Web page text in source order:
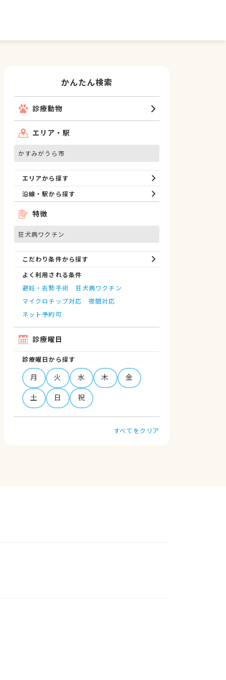
かんたん検索
診療動物
エリア・駅
かすみがうら市
エリアから探す
沿線・駅から探す
特徴
狂犬病ワクチン
こだわり条件から探す
よく利用される条件
避妊・去勢手術
狂犬病ワクチン
マイクロチップ対応
夜間対応
ネット予約可
診療曜日
診療曜日から探す
月 火 水 木
金
土
日 祝
すべてをクリア